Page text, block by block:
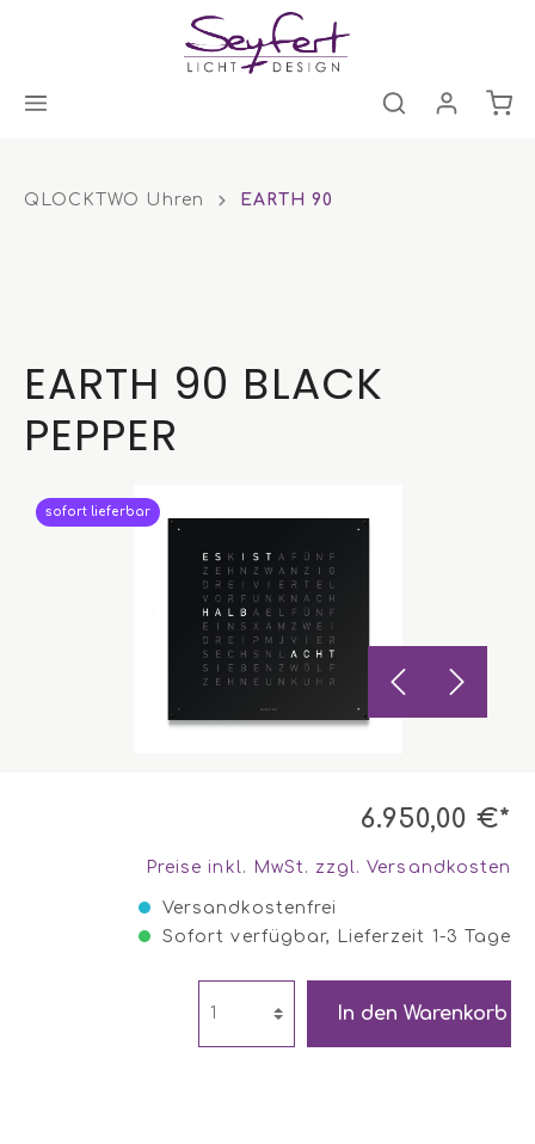
QLOCKTWO Uhren EARTH 90
EARTH 90 BLACK
PEPPER
sofort lieferbar
6.950,00 €*
Preise inkl. MwSt. zzgl. Versandkosten
Versandkostenfrei
Sofort verfügbar, Lieferzeit 1-3 Tage
In den Warenkorb